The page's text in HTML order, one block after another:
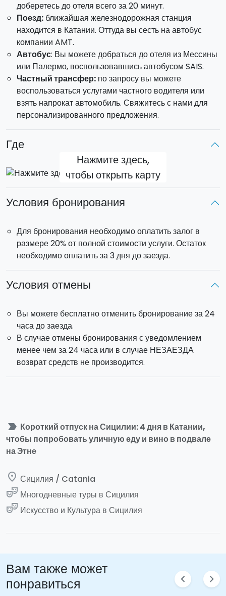
можно попробовать лучшие уличные блюда в городе.
Дегустация вин на винодельне в Трекастаньи: вы
посетите виноградники и бочечный погреб одной из
виноделень, расположенных у подножия Этны. Вы
попробуете вино и местных продуктов,
произведенное на винодельне, в сопровождении.
ДЕНЬ 3
Свободный день
Вот несколько советов о том, как вы можете
провести этот день:
Джип тур на полдня на Этне;
Экскурсия на парусной лодке из Катании по Ривьере
Циклопа;
Посещение маслобойни и дегустация в Сиракузах.
ДЕНЬ 4
Структура, в которой вы остановитесь, является B&B и
расположена в центре Катании. Размещение в
двухместном номере с завтраком.
Заезд: с 15:00Выезд: до 11:00
свободой? Свяжитесь с нами или забронируйте онлайн!
доберетесь до отеля всего за 20 минут.
Поезд:ближайшая железнодорожная станция
находится в Катании. Оттуда вы сесть на автобус
компании AMT.
Автобус: Вы можете добраться до отеля из Мессины
или Палермо, воспользовавшись автобусом SAIS.
Частный трансфер:по запросу вы можете
воспользоваться услугами частного водителя или
взять напрокат автомобиль. Свяжитесь с нами для
персонализированного предложения.
Где
Нажмите здесь,
чтобы открыть карту
Условия бронирования
Для бронирования необходимо оплатить залог в
размере 20% от полной стоимости услуги. Остаток
необходимо оплатить за 3 дня до заезда.
Условия отмены
Вы можете бесплатно отменить бронирование за 24
часа до заезда.
В случае отмены бронирования с уведомлением
менее чем за 24 часа или в случае НЕЗАЕЗДА
возврат средств не производится.
label_important Короткий отпуск на Сицилии: 4 дня в Катании,
чтобы попробовать уличную еду и вино в подвале
на Этне
place Сицилия / Catania
theater_comedy Многодневные туры в Сицилия
theater_comedy Искусство и Культура в Сицилия
Вам также может
понравиться
chevron_left chevron_right